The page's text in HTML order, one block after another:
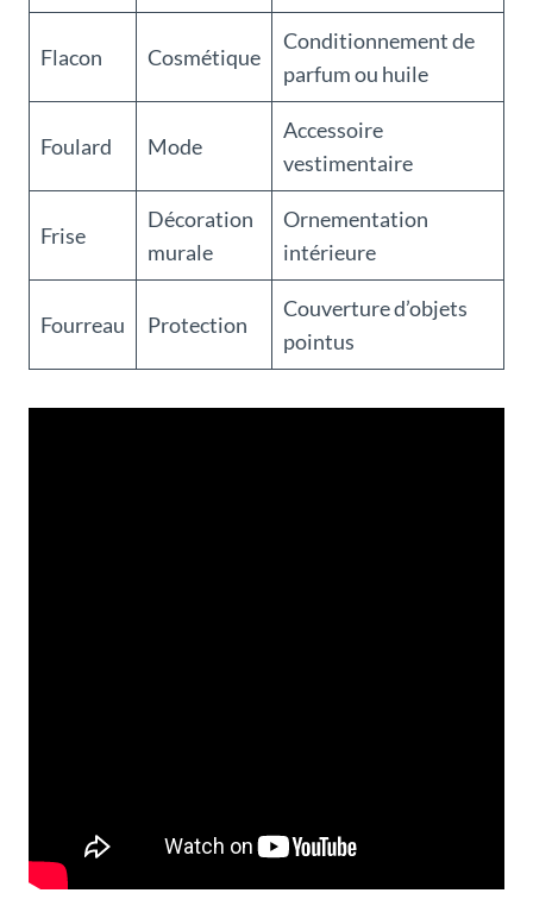
Flacon Cosmétique
Conditionnement de
parfum ou huile
Foulard Mode
Accessoire
vestimentaire
Frise
Décoration
murale
Ornementation
intérieure
Fourreau Protection
Couverture d’objets
pointus